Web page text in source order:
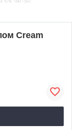
Cream